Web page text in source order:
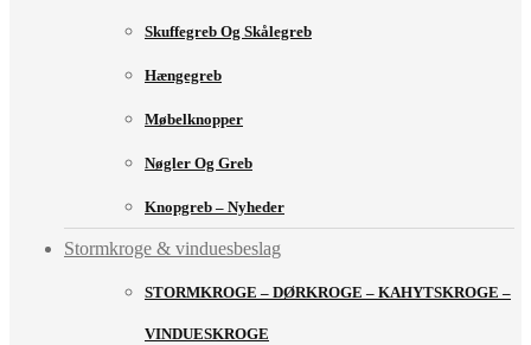
Skuffegreb Og Skålegreb
Hængegreb
Møbelknopper
Nøgler Og Greb
Knopgreb – Nyheder
Stormkroge & vinduesbeslag
STORMKROGE – DØRKROGE – KAHYTSKROGE –
VINDUESKROGE